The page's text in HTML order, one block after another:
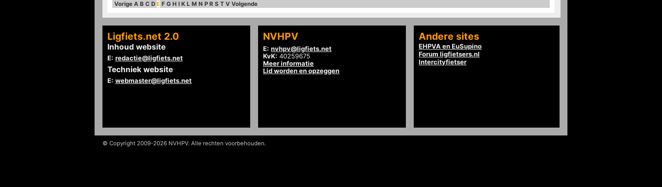
Vorige A B C D E F G H I K L M N P R S T V Volgende
Ligfiets.net 2.0
Inhoud website
E: redactie@ligfiets.net
Techniek website
E: webmaster@ligfiets.net
NVHPV
E: nvhpv@ligfiets.net
KvK: 40259675
Meer informatie
Lid worden en opzeggen
Andere sites
EHPVA en EuSupino
Forum ligfietsers.nl
Intercityfietser
© Copyright 2009-2026 NVHPV. Alle rechten voorbehouden.